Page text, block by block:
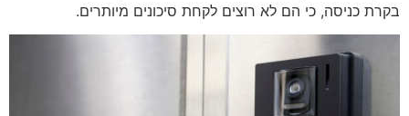
בקרת כניסה, כי הם לא רוצים לקחת סיכונים מיותרים.